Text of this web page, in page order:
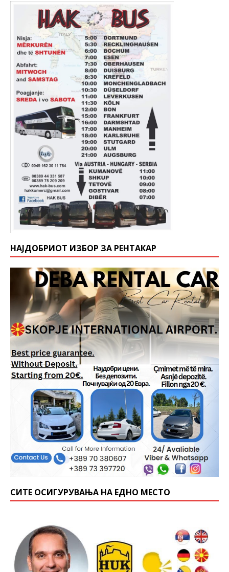
НАЈДОБРИОТ ИЗБОР ЗА РЕНТАКАР
СИТЕ ОСИГУРУВАЊА НА ЕДНО МЕСТО